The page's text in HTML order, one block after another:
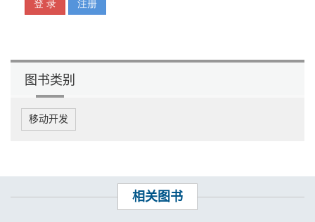
6.1 交叉表分析 175
第7 章 主成分分析与因子分析 202
7.1 主成分分析的概念与原理 202
7.2 主成分分析SAS 实例 209
7.3 因子分析 219
8.1 聚类与分类的区别 234
8.2 案例：消费者分类问题 234
图书类别
移动开发
相关图书